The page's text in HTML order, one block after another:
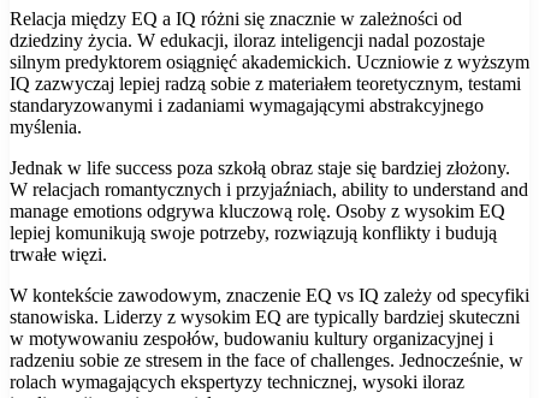
Relacja między EQ a IQ różni się znacznie w zależności od
dziedziny życia. W edukacji, iloraz inteligencji nadal pozostaje
silnym predyktorem osiągnięć akademickich. Uczniowie z wyższym
IQ zazwyczaj lepiej radzą sobie z materiałem teoretycznym, testami
standaryzowanymi i zadaniami wymagającymi abstrakcyjnego
myślenia.
Jednak w life success poza szkołą obraz staje się bardziej złożony.
W relacjach romantycznych i przyjaźniach, ability to understand and
manage emotions odgrywa kluczową rolę. Osoby z wysokim EQ
lepiej komunikują swoje potrzeby, rozwiązują konflikty i budują
trwałe więzi.
W kontekście zawodowym, znaczenie EQ vs IQ zależy od specyfiki
stanowiska. Liderzy z wysokim EQ are typically bardziej skuteczni
w motywowaniu zespołów, budowaniu kultury organizacyjnej i
radzeniu sobie ze stresem in the face of challenges. Jednocześnie, w
rolach wymagających ekspertyzy technicznej, wysoki iloraz